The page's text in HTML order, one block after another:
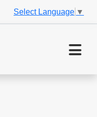
Select Language ▼